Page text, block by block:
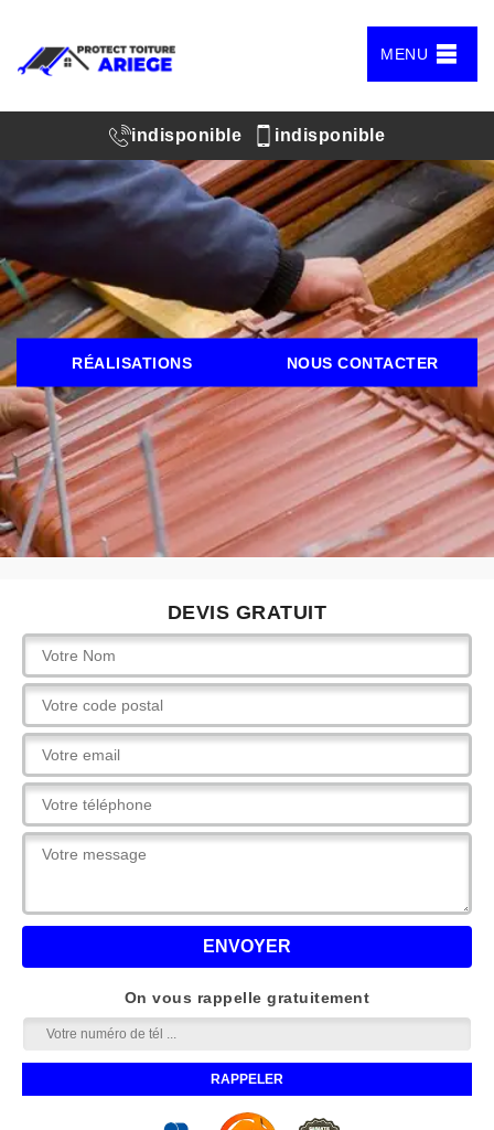
MENU
indisponible indisponible
RÉALISATIONS NOUS CONTACTER
DEVIS GRATUIT
On vous rappelle gratuitement